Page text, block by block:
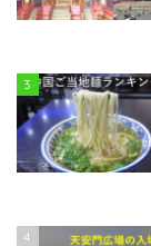
3
4